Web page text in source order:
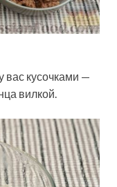
вас кусочками —
вилкой.